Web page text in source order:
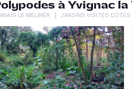
à Yvignac la
LE MELINER JARDINS VISITÉS CÔTES